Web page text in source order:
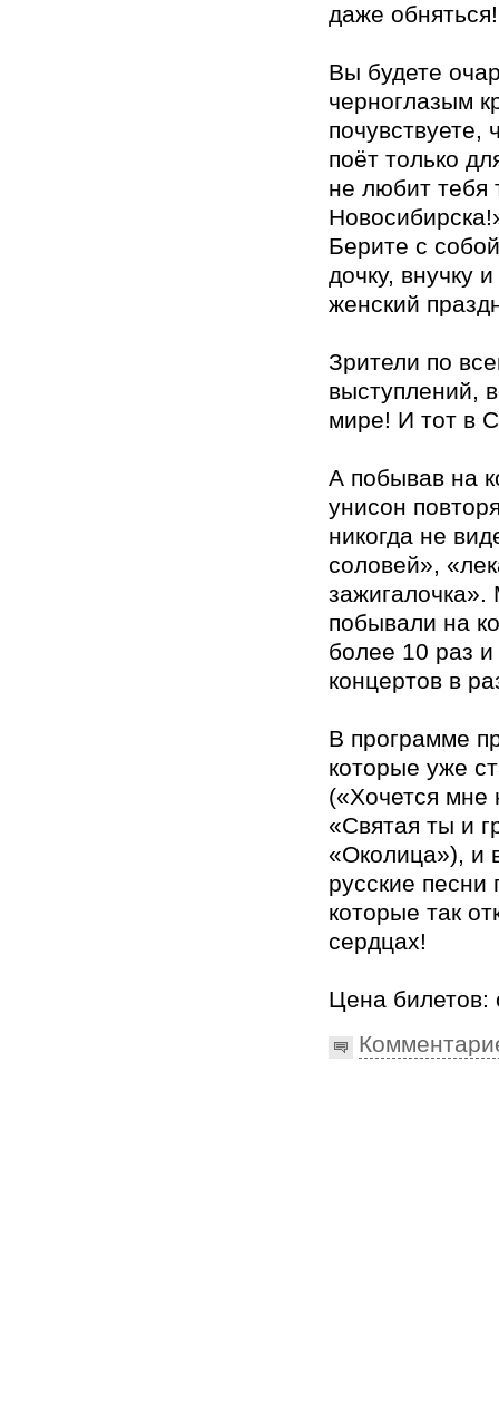
даже обняться!
Вы будете
черноглазым
почувствуете,
поёт только
не любит тебя
Берите с
дочку, внучку
женский
Зрители по
выступлений,
мире! И тот в
А побывав на
унисон
никогда не
соловей»,
зажигалочка».
побывали на
более 10 раз и
концертов в
В программе
которые уже
(«Хочется мне
«Святая ты и
«Околица»), и
русские песни
которые так
сердцах!
Цена билетов: